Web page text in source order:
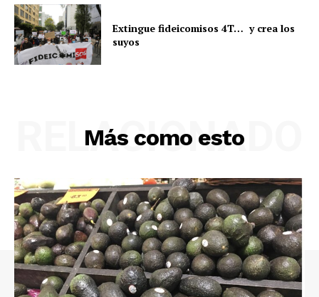
Extingue fideicomisos 4T… y crea los
suyos
Más como esto
RELACIONADO